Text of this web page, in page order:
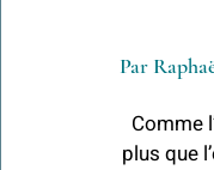
Par
Comme
plus que